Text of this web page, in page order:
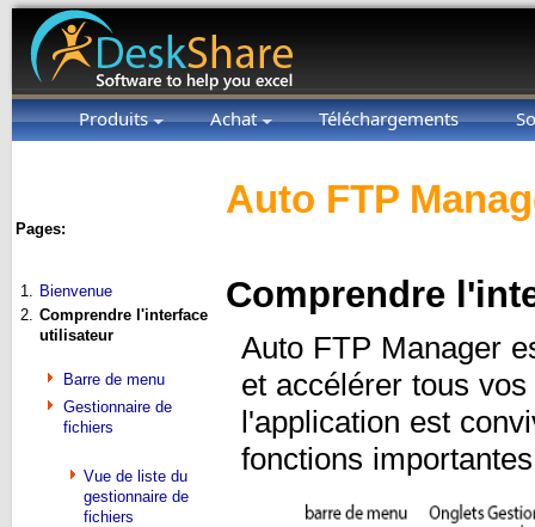
Produits Achat Téléchargements
Pages:
1.
Bienvenue
2. Comprendre l'interface
utilisateur
Barre de menu
Gestionnaire de
fichiers
Vue de liste du
gestionnaire de
fichiers
Auto FTP
Comprendre
Auto FTP Manager
et accélérer tous
l'application est
fonctions